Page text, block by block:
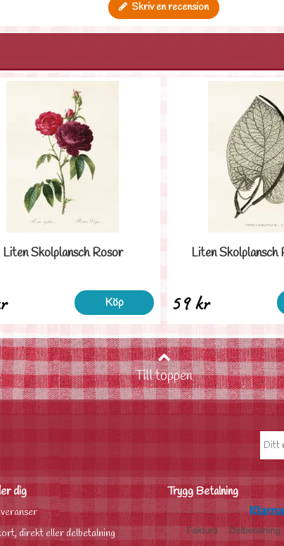
Skriv en recension
Liten Skolplansch Rosor
Köp
Liten Skolplansch
59 kr
Till toppen
dig
direkt eller delbetalning
Trygg Betalning